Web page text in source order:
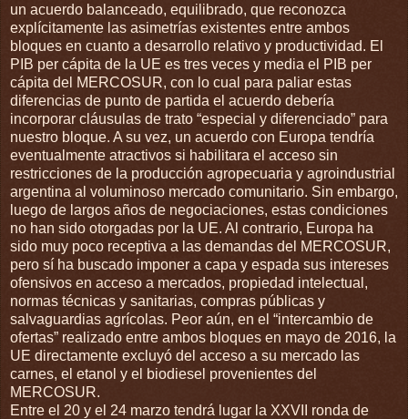
un acuerdo balanceado, equilibrado, que reconozca
explícitamente las asimetrías existentes entre ambos
bloques en cuanto a desarrollo relativo y productividad. El
PIB per cápita de la UE es tres veces y media el PIB per
cápita del MERCOSUR, con lo cual para paliar estas
diferencias de punto de partida el acuerdo debería
incorporar cláusulas de trato “especial y diferenciado” para
nuestro bloque. A su vez, un acuerdo con Europa tendría
eventualmente atractivos si habilitara el acceso sin
restricciones de la producción agropecuaria y agroindustrial
argentina al voluminoso mercado comunitario. Sin embargo,
luego de largos años de negociaciones, estas condiciones
no han sido otorgadas por la UE. Al contrario, Europa ha
sido muy poco receptiva a las demandas del MERCOSUR,
pero sí ha buscado imponer a capa y espada sus intereses
ofensivos en acceso a mercados, propiedad intelectual,
normas técnicas y sanitarias, compras públicas y
salvaguardias agrícolas. Peor aún, en el “intercambio de
ofertas” realizado entre ambos bloques en mayo de 2016, la
UE directamente excluyó del acceso a su mercado las
carnes, el etanol y el biodiesel provenientes del
MERCOSUR.
Entre el 20 y el 24 marzo tendrá lugar la XXVII ronda de